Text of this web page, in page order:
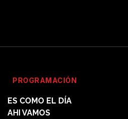
PROGRAMACIÓN
ES COMO EL DÍA
AHI VAMOS